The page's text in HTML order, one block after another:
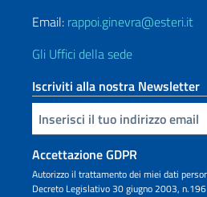
Email: rappoi.ginevra@esteri.it
Gli Uffici della sede
Iscriviti alla nostra Newsletter
Inserisci la tua email
Accettazione GDPR
Autorizzo il trattamento dei miei dati
Decreto Legislativo 30 giugno 2003, n.196